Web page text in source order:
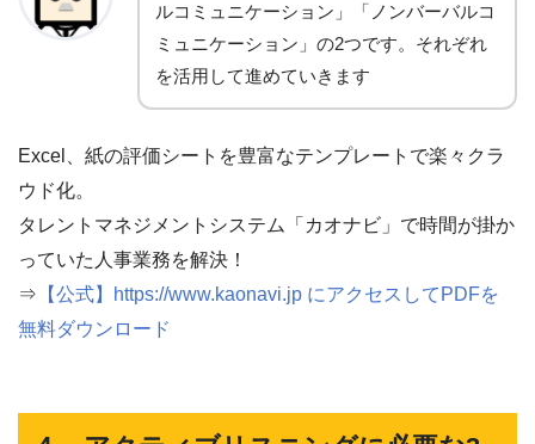
ルコミュニケーション」「ノンバーバルコ
ミュニケーション」の2つです。それぞれ
を活用して進めていきます
Excel、紙の評価シートを豊富なテンプレートで楽々クラ
ウド化。
タレントマネジメントシステム「カオナビ」で時間が掛か
っていた人事業務を解決！
⇒ 【公式】https://www.kaonavi.jp にアクセスしてPDFを
無料ダウンロード